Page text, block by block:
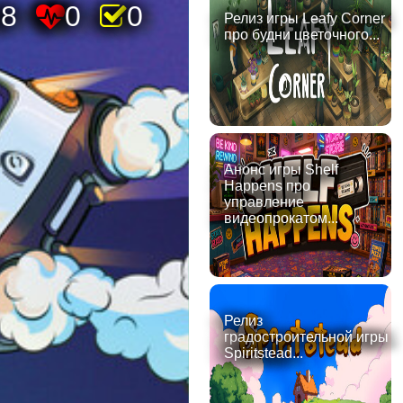
0 0
Релиз игры Leafy Corner
про будни цветочного...
Анонс игры Shelf
Happens про
управление
видеопрокатом...
Релиз
градостроительной игры
Spiritstead...